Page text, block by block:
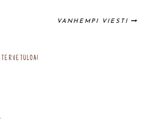
VANHEMPI VIESTI
TERVETULOA!